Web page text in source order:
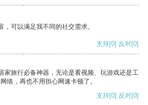
，可以满足我不同的社交需求。
支持[0] 反对[0]
家旅行必备神器，无论是看视频、玩游戏还是工
络，再也不用担心网速卡顿了。
支持[0] 反对[0]